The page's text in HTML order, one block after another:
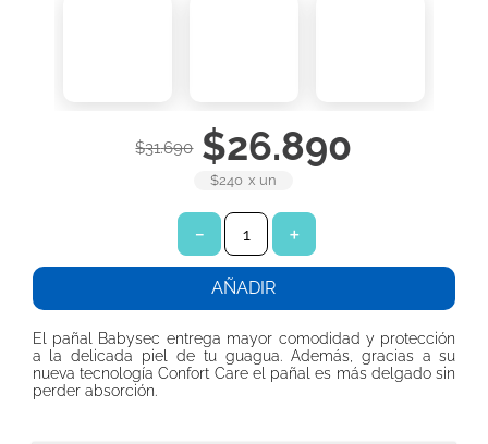
$31.690 $26.890
$240 x un
＋
－
AÑADIR
El pañal Babysec entrega mayor comodidad y protección
a la delicada piel de tu guagua. Además, gracias a su
nueva tecnología Confort Care el pañal es más delgado sin
perder absorción.
toalla papel